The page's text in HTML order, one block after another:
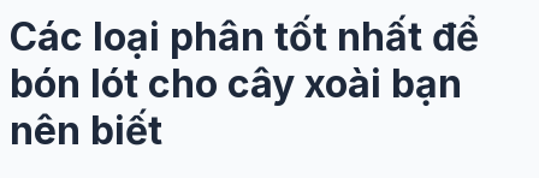
Các loại phân tốt nhất để
bón lót cho cây xoài bạn
nên biết